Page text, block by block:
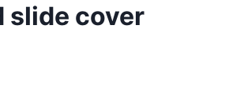
slide cover